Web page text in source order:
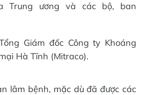
Trung ương và các bộ, ban
Giám đốc Công ty Khoáng
Hà Tĩnh (Mitraco).
lâm bệnh, mặc dù đã được các